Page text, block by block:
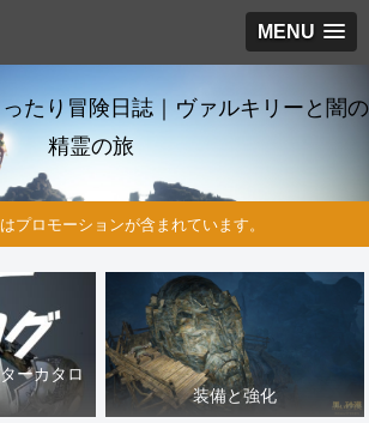
MENU
ったり冒険日誌｜ヴァルキリーと闇の
精霊の旅
プロモーションが含まれています。
ーカタロ
装備と強化